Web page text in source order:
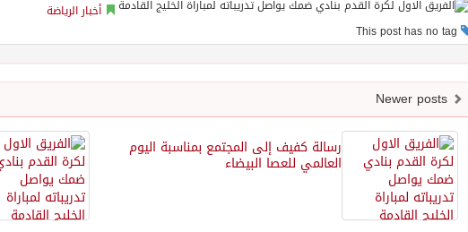
أخبار الرياضة
رسالة كفيف إلى المجتمع بمناسبة اليوم
العالمي للعصا البيضاء